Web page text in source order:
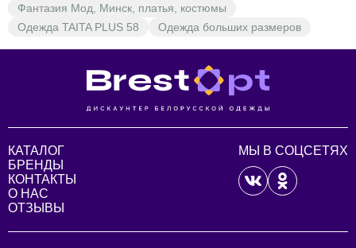
Фантазия Мод, Минск, платья, костюмы
Одежда TAITA PLUS 58
Одежда больших размеров
КАТАЛОГ
БРЕНДЫ
КОНТАКТЫ
О НАС
ОТЗЫВЫ
МЫ В СОЦСЕТЯХ